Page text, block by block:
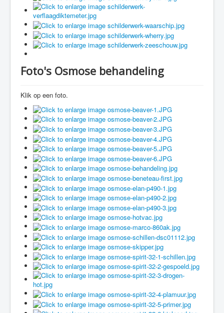
Foto's Osmose behandeling
Klik op een foto.